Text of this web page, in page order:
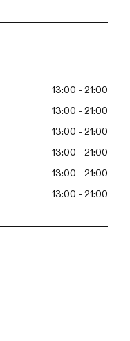
13:00 - 21:00
13:00 - 21:00
13:00 - 21:00
13:00 - 21:00
13:00 - 21:00
13:00 - 21:00